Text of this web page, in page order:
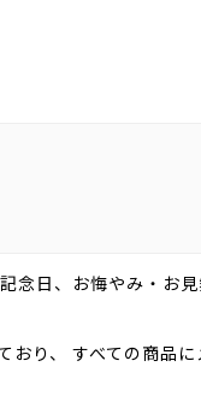
日、お悔やみ・お
り、 すべての商品